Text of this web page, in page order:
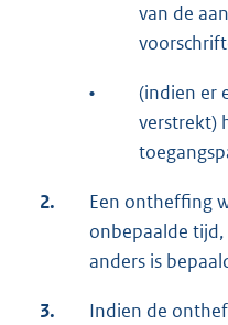
van de
•
(indien er
verstrekt)
2.
Een ontheffing
onbepaalde tijd,
anders is
3.
Indien de